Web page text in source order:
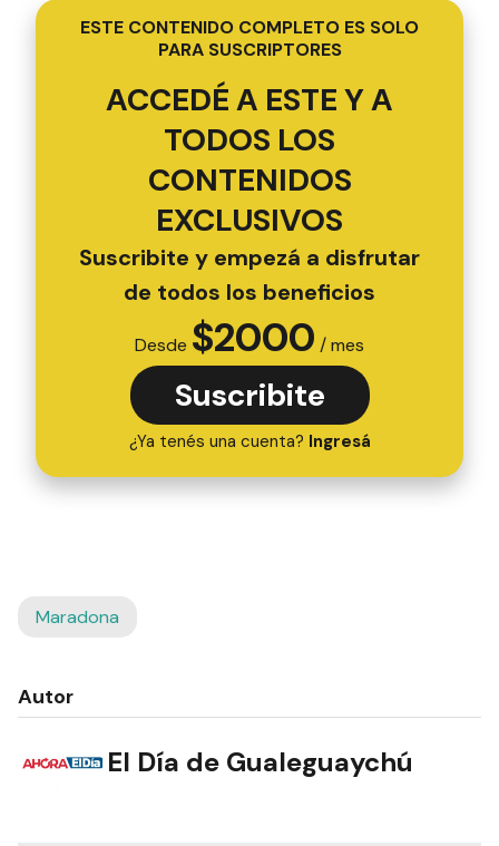
ESTE CONTENIDO COMPLETO ES SOLO
PARA SUSCRIPTORES
ACCEDÉ A ESTE Y A
TODOS LOS
CONTENIDOS
EXCLUSIVOS
Suscribite y empezá a disfrutar
de todos los beneficios
Desde $2000 / mes
Suscribite
¿Ya tenés una cuenta? Ingresá
Maradona
Autor
El Día de Gualeguaychú